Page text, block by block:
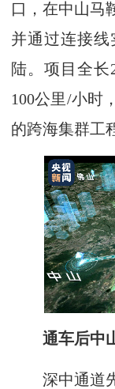
口，在中山马
并通过连接
陆。项目全
100公里/小时
的跨海集群工
通车后中
深中通道先